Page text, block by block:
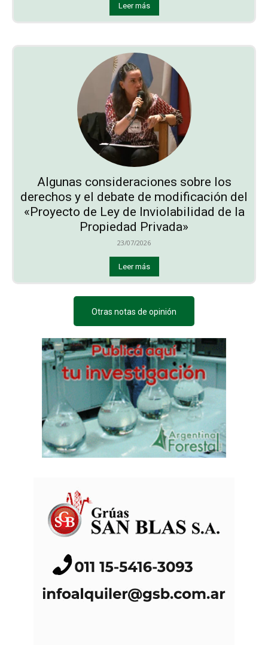
Leer más
Algunas consideraciones sobre los
derechos y el debate de modificación del
«Proyecto de Ley de Inviolabilidad de la
Propiedad Privada»
23/07/2026
Leer más
Otras notas de opinión